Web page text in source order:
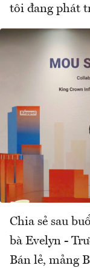
tôi đang phát
Chia sẻ sau
bà Evelyn -
Bán lẻ, mảng